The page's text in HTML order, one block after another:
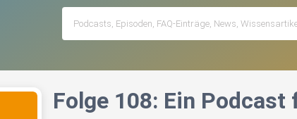
Folge 108: Ein